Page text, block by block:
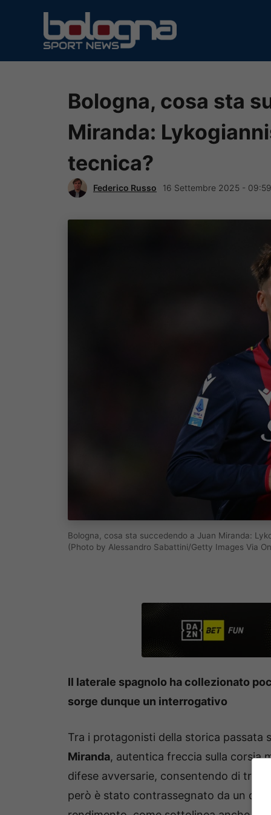
contenuto
Bologna, cosa sta
Miranda:
tecnica?
Federico Russo 16 Settembre 2025 - 09:59
Bologna, cosa sta succedendo a Juan Miranda:
(Photo by Alessandro Sabattini/Getty Images Via
Il laterale spagnolo ha collezionato
sorge dunque un interrogativo
Tra i protagonisti della storica passata
Miranda, autentica freccia sulla corsia
difese avversarie, consentendo di
però è stato contrassegnato da un